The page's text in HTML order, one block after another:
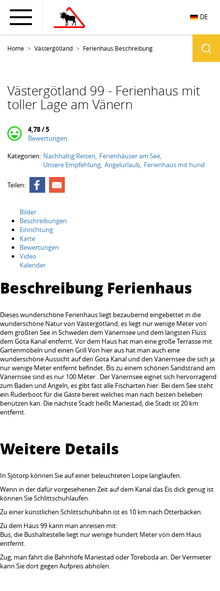
DE
Home Västergötland Ferienhaus Beschreibung
Västergötland 99 - Ferienhaus mit
toller Lage am Vänern
4,78 / 5
Bewertungen
Kategorien: Nachhaltig Reisen Ferienhäuser am See
Unsere Empfehlung Angelurlaub Ferienhaus mit hund
Teilen:
Bilder
Beschreibungen
Einrichtung
Karte
Bewertungen
Video
Kalender
Beschreibung Ferienhaus
Dieses wunderschöne Ferienhaus liegt bezaubernd eingebettet in die
wunderschöne Natur von Västergötland, es liegt nur wenige Meter von
dem größten See in Schweden dem Vänernsee und dem längsten Fluss
dem Göta Kanal entfernt. Vor dem Haus hat man eine große Terrasse mit
Gartenmöbeln und einen Grill Von hier aus hat man auch eine
wunderschöne Aussicht auf den Göta Kanal und den Vänernsee die sich ja
nur wenige Meter entfernt befindet. Bis zu einem schönen Sandstrand am
Vänernsee sind es nur 100 Meter . Der Vänernsee eignet sich hervorragend
zum Baden und Angeln, es gibt fast alle Fischarten hier. Bei dem See steht
ein Ruderboot für die Gäste bereit welches man nach besten belieben
benützen kan. Die nächste Stadt heißt Mariestad, die Stadt ist 20 km
entfernt.
Weitere Details
In Sjötorp können Sie auf einer beleuchteten Loipe langlaufen.
Wenn in der dafür vorgesehenen Zeit auf dem Kanal das Eis dick genug ist
können Sie Schlittschuhlaufen.
Zu einer künstlichen Schlittschuhbahn ist es 10 km nach Otterbäcken.
Zu dem Haus 99 kann man anreisen mit:
Bus, die Bushaltestelle liegt nur wenige hundert Meter von dem Haus
entfernt.
Zug, man fährt die Bahnhöfe Mariestad oder Töreboda an. Der Vermieter
kann Sie dort gegen Aufpreis abholen.